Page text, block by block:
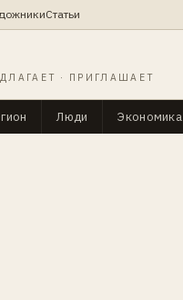
Статьи
· ПРИГЛАШАЕТ
Люди Экономика